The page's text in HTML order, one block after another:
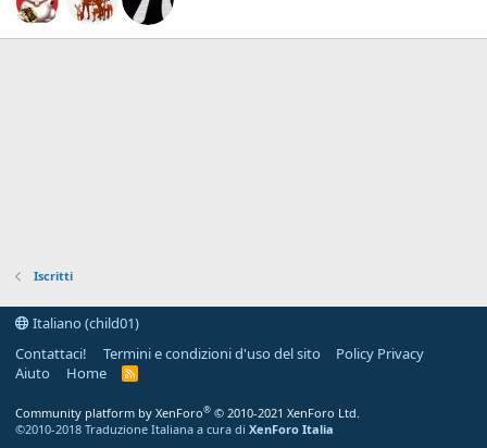
Iscritti
Italiano (child01)
Contattaci!
Termini e condizioni d'uso del sito
Policy Privacy
Aiuto
Home
R
Community platform by XenForo® © 2010-2021 XenForo Ltd.
©2010-2018 Traduzione Italiana a cura di XenForo Italia